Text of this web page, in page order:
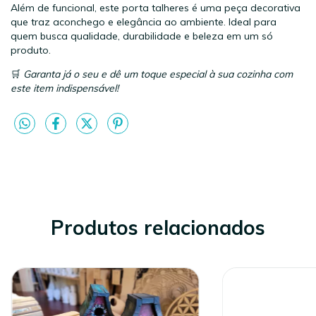
Além de funcional, este porta talheres é uma peça decorativa
que traz aconchego e elegância ao ambiente. Ideal para
quem busca qualidade, durabilidade e beleza em um só
produto.
🛒 Garanta já o seu e dê um toque especial à sua cozinha com
este item indispensável!
Produtos relacionados